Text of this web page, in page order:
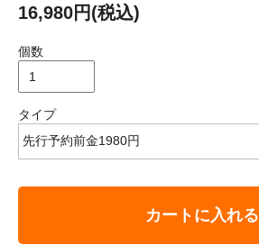
16,980円(税込)
個数
タイプ
カートに入れる